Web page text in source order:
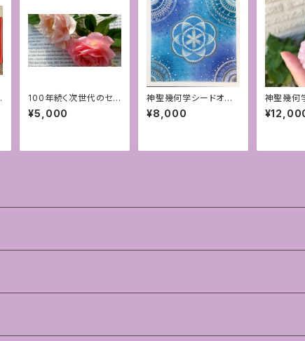
100年続く次世代のセラ
ピー♡アロマハンドFA
B®︎対面セラピー[福
¥5,000
神聖幾何学シードオブ
ライフパステル＋点描ア
ート＊1点もの
¥8,000
神聖幾何
＊ローズ